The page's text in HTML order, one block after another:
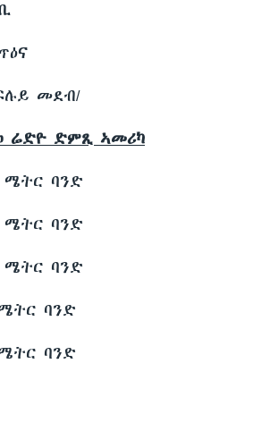
መደብ/
ሬድዮ ድምጺ ኣመሪካ
ሜትር ባንድ
ሜትር ባንድ
ሜትር ባንድ
ሜትር ባንድ
ሜትር ባንድ